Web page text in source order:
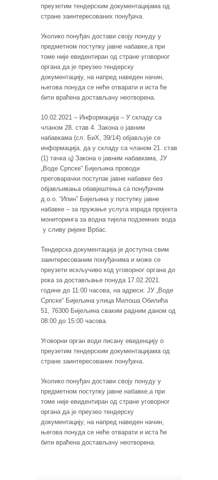
преузетим тендерским документацијама од
стране заинтересованих понуђача.
Уколико понуђач достави своју понуду у
предметном поступку јавне набавке,а при
томе није евидентиран од стране уговорног
органа да је преузео тендерску
документацију, на напред наведен начин,
његова понуда се неће отварати и иста ће
бити враћена достављачу неотворена.
10.02.2021 – Информација – У складу са
чланом 28. став 4. Закона о јавним
набавкама (сл. БиХ, 39/14) објављује се
информација, да у складу са чланом 21. став
(1) тачка ц) Закона о јавним набавкама, ЈУ
„Воде Српске“ Бијељина проводи
преговарачки поступак јавне набавке без
објављивања обавјештења са понуђачем
д.о.о. “Ипин” Бијељина у поступку јавне
набавке – за пружање услуга израда пројекта
мониторинга за водна тијела подземних вода
у сливу ријеке Врбас.
Тендерска документација је доступна свим
заинтересованим понуђачима и може се
преузети искључиво код уговорног органа до
рока за достављање понуда 17.02.2021.
године до 11:00 часова, на адреси: ЈУ „Воде
Српске“ Бијељина улица Милоша Обилића
51, 76300 Бијељина сваким радним даном од
08:00 до 15:00 часова.
Уговорни орган води писану евиденцију о
преузетим тендерским документацијама од
стране заинтересованих понуђача.
Уколико понуђач достави своју понуду у
предметном поступку јавне набавке,а при
томе није евидентиран од стране уговорног
органа да је преузео тендерску
документацију, на напред наведен начин,
његова понуда се неће отварати и иста ће
бити враћена достављачу неотворена.